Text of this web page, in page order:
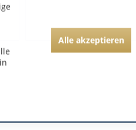
Alle akzeptieren